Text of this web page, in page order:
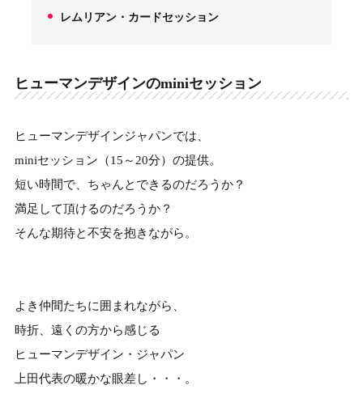
レムリアン・カードセッション
ヒューマンデザインのminiセッション
ヒューマンデザインジャパンでは、
miniセッション（15～20分）の提供。
短い時間で、ちゃんとできるのだろうか？
満足して頂けるのだろうか？
そんな期待と不安を抱きながら。
よき仲間たちに囲まれながら、
時折、遠くの方から感じる
ヒューマンデザイン・ジャパン
上田代表の暖かな眼差し・・・。